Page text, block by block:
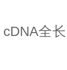
cDNA全